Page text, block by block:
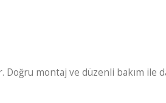
montaj ve düzenli bakım ile